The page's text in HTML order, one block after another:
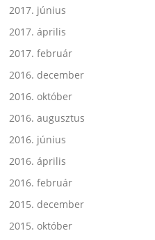
2017. június
2017. április
2017. február
2016. december
2016. október
2016. augusztus
2016. június
2016. április
2016. február
2015. december
2015. október